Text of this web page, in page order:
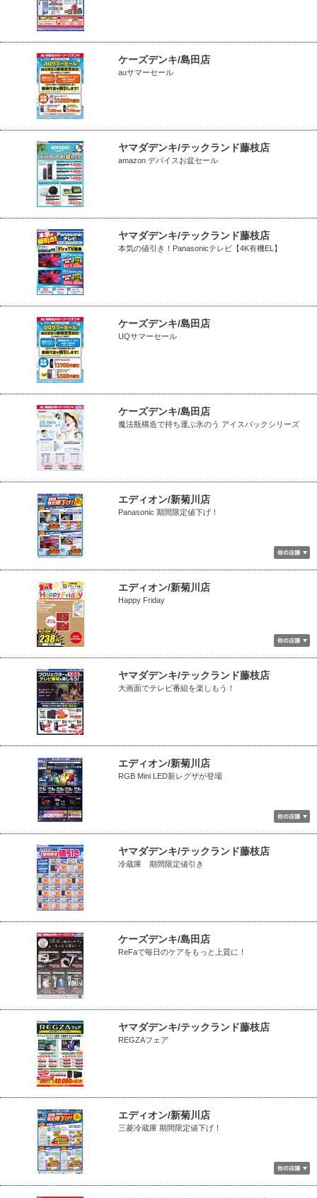
ケーズデンキ/島田店
auサマーセール
ヤマダデンキ/テックランド藤枝店
amazon デバイスお盆セール
ヤマダデンキ/テックランド藤枝店
本気の値引き！Panasonicテレビ【4K有機EL】
ケーズデンキ/島田店
UQサマーセール
ケーズデンキ/島田店
魔法瓶構造で持ち運ぶ氷のう アイスパックシリーズ
エディオン/新菊川店
Panasonic 期間限定値下げ！
エディオン/新菊川店
Happy Friday
ヤマダデンキ/テックランド藤枝店
大画面でテレビ番組を楽しもう！
エディオン/新菊川店
RGB Mini LED新レグザが登場
ヤマダデンキ/テックランド藤枝店
冷蔵庫 期間限定値引き
ケーズデンキ/島田店
ReFaで毎日のケアをもっと上質に！
ヤマダデンキ/テックランド藤枝店
REGZAフェア
エディオン/新菊川店
三菱冷蔵庫 期間限定値下げ！